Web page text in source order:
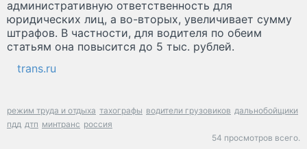
административную ответственность для
юридических лиц, а во-вторых, увеличивает сумму
штрафов. В частности, для водителя по обеим
статьям она повысится до 5 тыс. рублей.
trans.ru
режим труда и отдыха тахографы водители грузовиков дальнобойщики
пдд дтп минтранс россия
54 просмотров всего.